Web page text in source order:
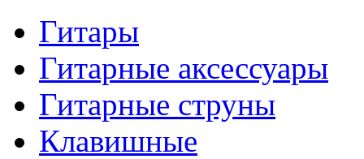
Гитары
Гитарные аксессуары
Гитарные струны
Клавишные